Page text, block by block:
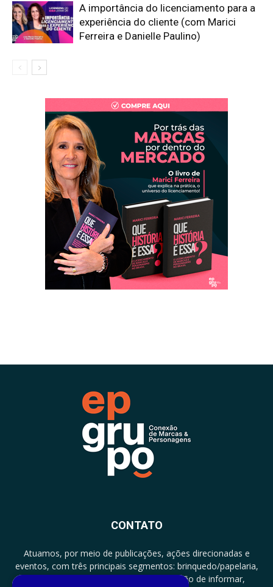
A importância do licenciamento para a
experiência do cliente (com Marici
Ferreira e Danielle Paulino)
CONTATO
Atuamos, por meio de publicações, ações direcionadas e
eventos, com três principais segmentos: brinquedo/papelaria,
licenciamento e zero a três com a missão de informar,